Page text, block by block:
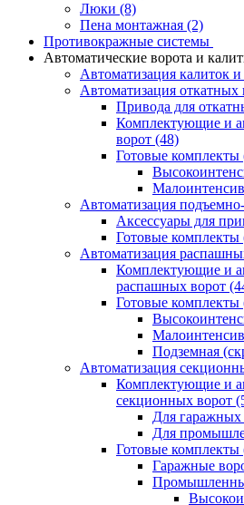
Люки (8)
Пена монтажная (2)
Противокражные системы
Автоматические ворота и
Автоматизация калиток
Автоматизация откатных
Привода для
Комплектующие и
ворот (48)
Готовые комплекты
Автоматизация
Аксессуары для
Готовые комплекты
Автоматизация
Комплектующие и
распашных ворот
Готовые комплекты
Подземная
Автоматизация
Комплектующие и
секционных ворот
Для гаражных
Для
Готовые комплекты
Гаражные